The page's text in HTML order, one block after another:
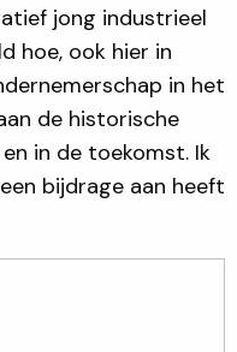
jong industrieel
hoe, ook hier in
in het
de historische
in de toekomst. Ik
bijdrage aan heeft